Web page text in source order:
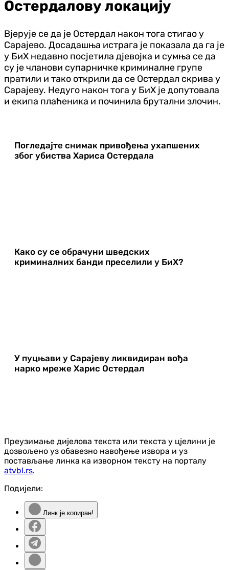
Остердалову локацију
Вјерује се да је Остердал након тога стигао у
Сарајево. Досадашња истрага је показала да га је
у БиХ недавно посјетила дјевојка и сумња се да
су је чланови супарничке криминалне групе
пратили и тако открили да се Остердал скрива у
Сарајеву. Недуго након тога у БиХ је допутовала
и екипа плаћеника и починила брутални злочин.
Погледајте снимак привођења ухапшених
због убиства Хариса Остердала
Како су се обрачуни шведских
криминалних банди преселили у БиХ?
У пуцњави у Сарајеву ликвидиран вођа
нарко мреже Харис Остердал
Преузимање дијелова текста или текста у цјелини је
дозвољено уз обавезно навођење извора и уз
постављање линка ка изворном тексту на порталу
atvbl.rs.
Подијели:
Линк је копиран!